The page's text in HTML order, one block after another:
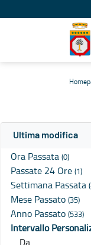
Ultima modifica
Ora Passata (0)
Passate 24 Ore (1)
Settimana Passata
Mese Passato (35)
Anno Passato (533)
Intervallo
Da